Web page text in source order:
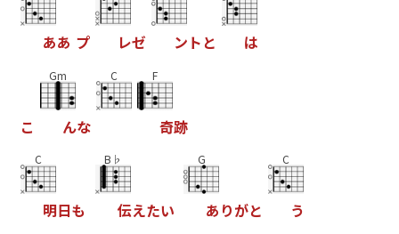
ああ プ レゼ ン ト と は
こ
Gm
んな
C F
奇跡
C
明日も
B♭
伝えたい
G
あ りがと
C
う